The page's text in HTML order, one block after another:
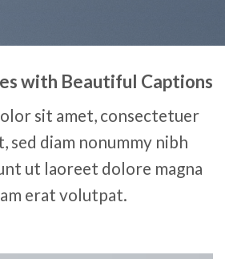
with Beautiful Captions
sit amet, consectetuer
sed diam nonummy nibh
ut laoreet dolore magna
erat volutpat.